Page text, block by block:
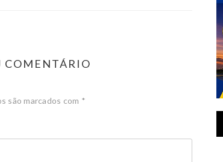
COMENTÁRIO
são marcados com *